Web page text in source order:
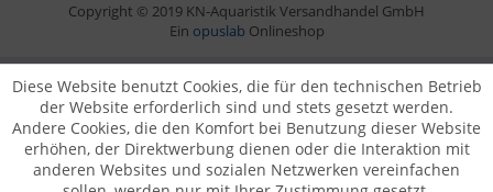
Copyright © 2019 KN-Aquaristik Versandhandel GmbH
Ein opuslab Onlineshop
Diese Website benutzt Cookies, die für den technischen Betrieb
der Website erforderlich sind und stets gesetzt werden.
Andere Cookies, die den Komfort bei Benutzung dieser Website
erhöhen, der Direktwerbung dienen oder die Interaktion mit
anderen Websites und sozialen Netzwerken vereinfachen